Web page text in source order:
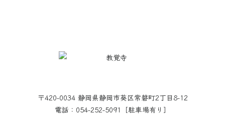
〒420-0034 静岡県静岡市葵区常磐町2丁目8-12
電話：054-252-5091［駐車場有り］